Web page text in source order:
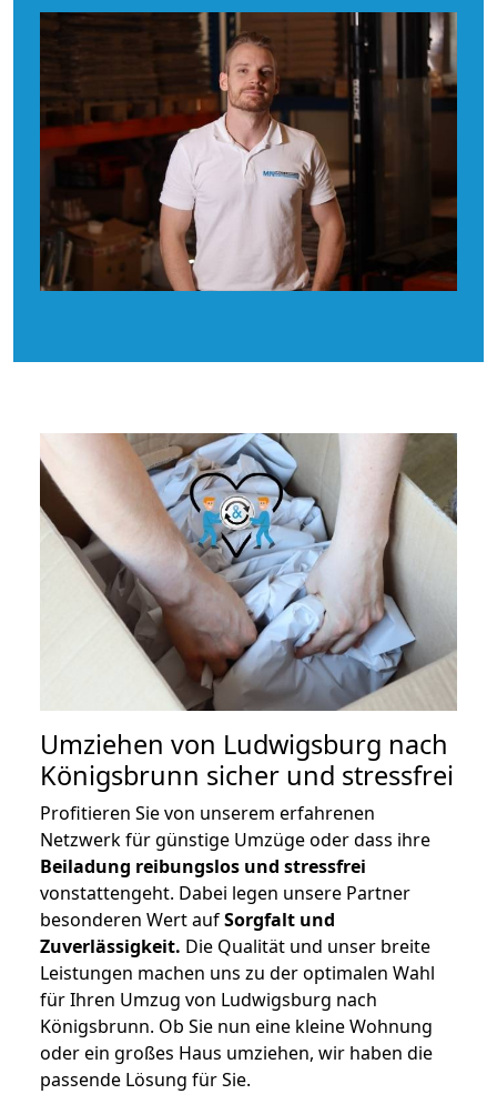
Umziehen von Ludwigsburg nach
Königsbrunn sicher und stressfrei
Profitieren Sie von unserem erfahrenen
Netzwerk für günstige Umzüge oder dass ihre
Beiladung reibungslos und stressfrei
vonstattengeht. Dabei legen unsere Partner
besonderen Wert aufSorgfalt und
Zuverlässigkeit. Die Qualität und unser breite
Leistungen machen uns zu der optimalen Wahl
für Ihren Umzug von Ludwigsburg nach
Königsbrunn. Ob Sie nun eine kleine Wohnung
oder ein großes Haus umziehen, wir haben die
passende Lösung für Sie.